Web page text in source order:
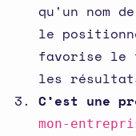
qu'un nom
le
favorise le
les
C’est une
mon-